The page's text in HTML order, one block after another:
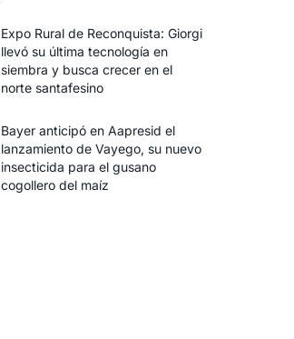
Expo Rural de Reconquista: Giorgi
llevó su última tecnología en
siembra y busca crecer en el
norte santafesino
Bayer anticipó en Aapresid el
lanzamiento de Vayego, su nuevo
insecticida para el gusano
cogollero del maíz